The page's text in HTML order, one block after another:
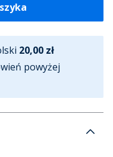
20,00 zł
powyżej